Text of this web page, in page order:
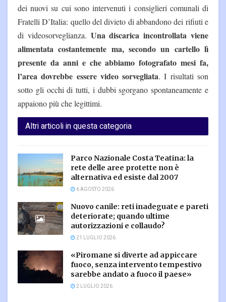
dei nuovi su cui sono intervenuti i consiglieri comunali di
Fratelli D’Italia: quello del divieto di abbandono dei rifiuti e
di videosorveglianza. Una discarica incontrollata viene
alimentata costantemente ma, secondo un cartello lì
presente da anni e che abbiamo fotografato mesi fa,
l’area dovrebbe essere video sorvegliata. I risultati son
sotto gli occhi di tutti, i dubbi sgorgano spontaneamente e
appaiono più che legittimi.
Altri articoli in questa categoria
Parco Nazionale Costa Teatina: la
rete delle aree protette non è
alternativa ed esiste dal 2007
6 AGOSTO 2026
Nuovo canile: reti inadeguate e pareti
deteriorate; quando ultime
autorizzazioni e collaudo?
21 LUGLIO 2026
«Piromane si diverte ad appiccare
fuoco, senza intervento tempestivo
sarebbe andato a fuoco il paese»
2 LUGLIO 2026